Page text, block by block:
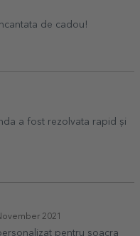
de cadou!
a fost rezolvata rapid și
2021
pentru soacra